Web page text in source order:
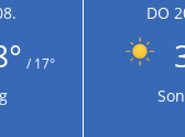
/ 17°
DO